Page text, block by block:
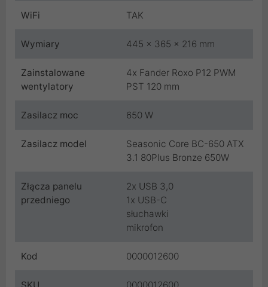
WiFi TAK
Wymiary 445 x 365 x 216 mm
Zainstalowane
wentylatory
4x Fander Roxo P12 PWM
PST 120 mm
Zasilacz moc 650 W
Zasilacz model
Seasonic Core BC-650 ATX
3.1 80Plus Bronze 650W
Złącza panelu
przedniego
2x USB 3,0
1x USB-C
słuchawki
mikrofon
Kod 0000012600